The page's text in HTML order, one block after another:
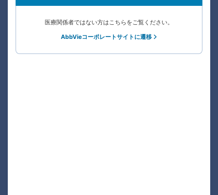
医療関係者ではない方はこちらをご覧ください。
AbbVieコーポレートサイトに遷移